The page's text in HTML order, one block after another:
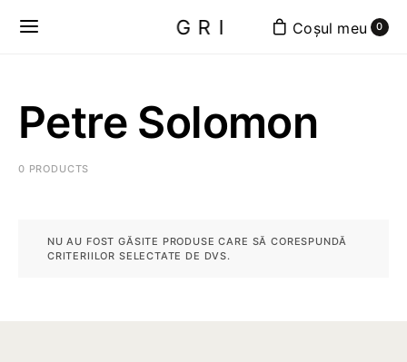
GRI 0
Petre Solomon
0 PRODUCTS
NU AU FOST GĂSITE PRODUSE CARE SĂ CORESPUNDĂ
CRITERIILOR SELECTATE DE DVS.